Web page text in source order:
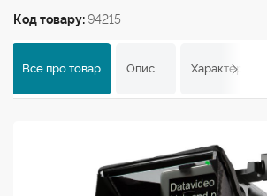
Код товару:94215
Все про товар Опис